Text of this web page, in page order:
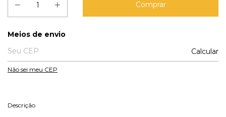
Entregas para o CEP:
Meios de envio
Calcular
Não sei meu CEP
Descrição